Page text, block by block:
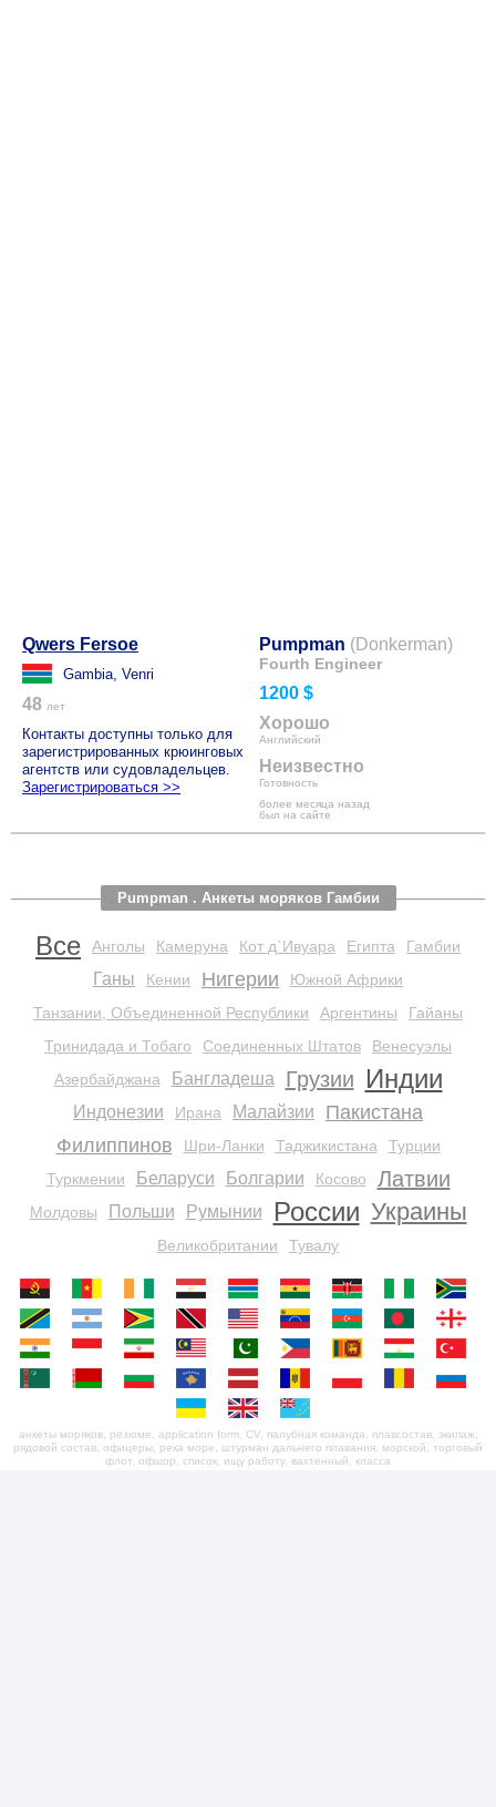
Qwers Fersoe
Gambia, Venri
48 лет
Контакты доступны только для
зарегистрированных крюинговых
агентств или судовладельцев.
Зарегистрироваться >>
Pumpman (Donkerman)
Fourth Engineer
1200 $
Хорошо
Английский
Неизвестно
Готовность
более месяца назад
был на сайте
Pumpman . Анкеты моряков Гамбии
Все Анголы Камеруна Кот д`Ивуара Египта Гамбии
Ганы Кении Нигерии
Южной Африки
Танзании, Объединенной Республики
Аргентины
Гайаны
Тринидада и Тобаго
Соединенных Штатов
Венесуэлы
Азербайджана
Бангладеша Грузии Индии
Индонезии Ирана Малайзии
Пакистана
Филиппинов
Шри-Ланки Таджикистана
Турции
Туркмении
Беларуси Болгарии Косово Латвии
Молдовы Польши Румынии России Украины
Великобритании Тувалу
анкеты моряков, резюме, application form, CV, палубная команда, плавсостав, экипаж,
рядовой состав, офицеры, река море, штурман дальнего плавания, морской, торговый
флот, офшор, список, ищу работу, вахтенный, класса